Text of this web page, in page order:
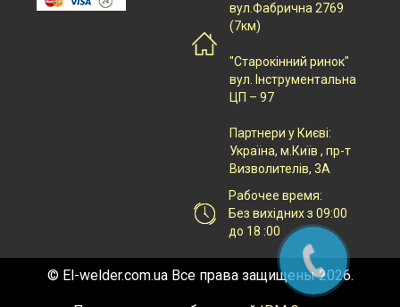
вул.Фабрична 2769
(7км)
"Старокінний ринок"
вул. Інструментальна
ЦП – 97
Партнери у Києві:
Українa, м.Київ , пр-т
Визволителів, 3А
Рабочее время:
Без вихідних з 09:00
до 18 :00
© El-welder.com.ua Все права защищены 2026.